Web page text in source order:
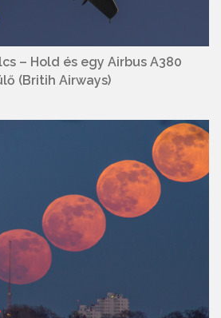
– Hold és egy Airbus A380
(Britih Airways)